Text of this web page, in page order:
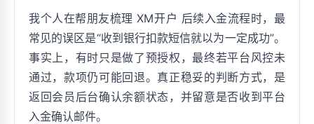
我个人在帮朋友梳理 XM开户 后续入金流程时，最
常见的误区是“收到银行扣款短信就以为一定成功”。
事实上，有时只是做了预授权，最终若平台风控未
通过，款项仍可能回退。真正稳妥的判断方式，是
返回会员后台确认余额状态，并留意是否收到平台
入金确认邮件。